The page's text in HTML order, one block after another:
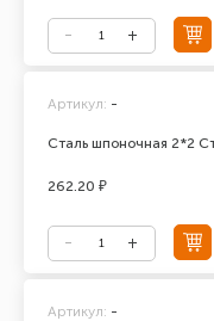
Сталь шпоночная 2*2
Артикул: -
262.20 ₽
Артикул: -